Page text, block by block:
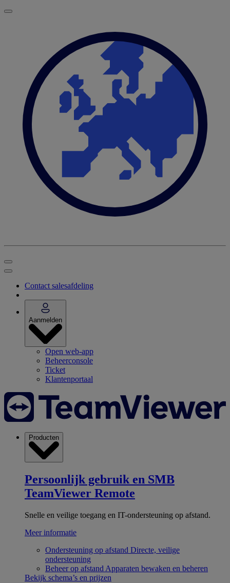
Contact salesafdeling
Aanmelden
Open web-app
Beheerconsole
Ticket
Klantenportaal
Producten
Persoonlijk gebruik en SMB
TeamViewer Remote
Snelle en veilige toegang en IT-ondersteuning op afstand.
Meer informatie
Ondersteuning op afstand Directe, veilige
ondersteuning
Beheer op afstand Apparaten bewaken en beheren
Bekijk schema’s en prijzen